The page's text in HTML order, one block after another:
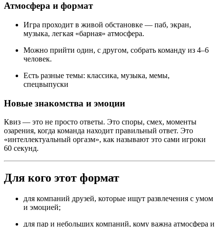
Атмосфера и формат
Игра проходит в живой обстановке — паб, экран,
музыка, легкая «барная» атмосфера.
Можно прийти один, с другом, собрать команду из 4–6
человек.
Есть разные темы: классика, музыка, мемы,
спецвыпуски
Новые знакомства и эмоции
Квиз — это не просто ответы. Это споры, смех, моменты
озарения, когда команда находит правильный ответ. Это
«интеллектуальный оргазм», как называют это сами игроки
60 секунд.
Для кого этот формат
для компаний друзей, которые ищут развлечения с умом
и эмоцией;
для пар и небольших компаний, кому важна атмосфера и